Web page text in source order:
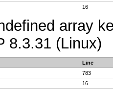
16
array
8.3.31 (Linux)
Line
783
16